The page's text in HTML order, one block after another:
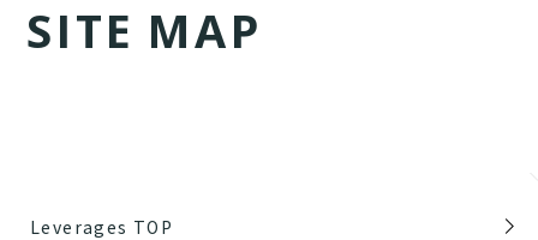
SITE MAP
Leverages TOP